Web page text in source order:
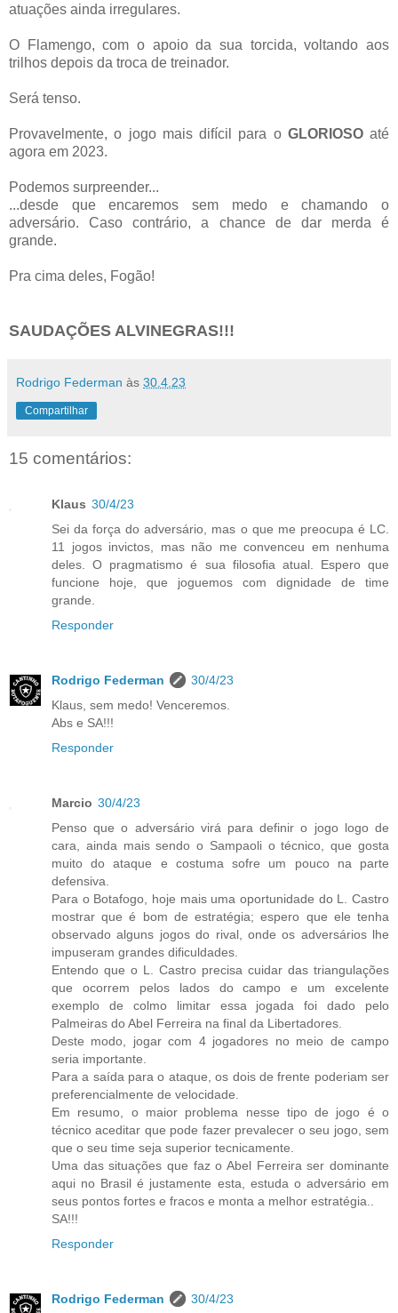
atuações ainda irregulares.
O Flamengo, com o apoio da sua torcida, voltando aos
trilhos depois da troca de treinador.
Será tenso.
Provavelmente, o jogo mais difícil para o GLORIOSO até
agora em 2023.
Podemos surpreender...
...desde que encaremos sem medo e chamando o
adversário. Caso contrário, a chance de dar merda é
grande.
Pra cima deles, Fogão!
SAUDAÇÕES ALVINEGRAS!!!
Rodrigo Federman às 30.4.23
Compartilhar
15 comentários:
Klaus 30/4/23
Sei da força do adversário, mas o que me preocupa é LC.
11 jogos invictos, mas não me convenceu em nenhuma
deles. O pragmatismo é sua filosofia atual. Espero que
funcione hoje, que joguemos com dignidade de time
grande.
Responder
Rodrigo Federman
30/4/23
Klaus, sem medo! Venceremos.
Abs e SA!!!
Responder
Marcio 30/4/23
Penso que o adversário virá para definir o jogo logo de
cara, ainda mais sendo o Sampaoli o técnico, que gosta
muito do ataque e costuma sofre um pouco na parte
defensiva.
Para o Botafogo, hoje mais uma oportunidade do L. Castro
mostrar que é bom de estratégia; espero que ele tenha
observado alguns jogos do rival, onde os adversários lhe
impuseram grandes dificuldades.
Entendo que o L. Castro precisa cuidar das triangulações
que ocorrem pelos lados do campo e um excelente
exemplo de colmo limitar essa jogada foi dado pelo
Palmeiras do Abel Ferreira na final da Libertadores.
Deste modo, jogar com 4 jogadores no meio de campo
seria importante.
Para a saída para o ataque, os dois de frente poderiam ser
preferencialmente de velocidade.
Em resumo, o maior problema nesse tipo de jogo é o
técnico aceditar que pode fazer prevalecer o seu jogo, sem
que o seu time seja superior tecnicamente.
Uma das situações que faz o Abel Ferreira ser dominante
aqui no Brasil é justamente esta, estuda o adversário em
seus pontos fortes e fracos e monta a melhor estratégia..
SA!!!
Responder
Rodrigo Federman 30/4/23